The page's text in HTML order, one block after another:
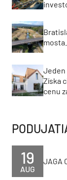
Získa
cenu
AUG
19